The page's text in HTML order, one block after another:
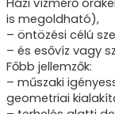
Házi vízmérő
is megoldható),
– öntözési célú
– és esővíz vagy
Főbb jellemzők:
– műszaki
geometriai